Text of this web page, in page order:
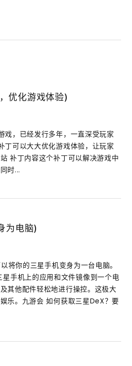
优化游戏体验)
戏，已经发行多年，一直深受玩家
丁可以大大优化游戏体验，让玩家
补丁内容这个补丁可以解决游戏中
时...
为电脑)
将你的三星手机变身为一台电脑。
手机上的应用和文件镜像到一个电
其他配件轻松地进行操控。这极大
乐。九游会 如何获取三星DeX？要